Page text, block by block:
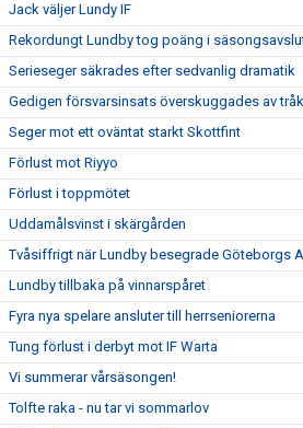
Jack väljer Lundy IF
Rekordungt Lundby tog poäng i
Serieseger säkrades efter sedvanlig dramatik
Gedigen försvarsinsats överskuggades av
Seger mot ett oväntat starkt Skottfint
Förlust mot Riyyo
Förlust i toppmötet
Uddamålsvinst i skärgården
Tvåsiffrigt när Lundby besegrade Göteborgs
Lundby tillbaka på vinnarspåret
Fyra nya spelare ansluter till herrseniorerna
Tung förlust i derbyt mot IF Warta
Vi summerar vårsäsongen!
Tolfte raka - nu tar vi sommarlov